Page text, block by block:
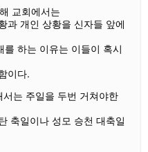
교회에서는
과 개인 상황을 신자들 앞에
하는 이유는 이들이 혹시
이다.
는 주일을 두번 거쳐야한
축일이나 성모 승천 대축일